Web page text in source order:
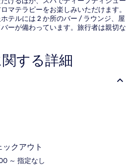
マテラピーをお楽しみいただけます。
テルには 2 か所のバー / ラウンジ、屋
ーが備わっています。旅行者は親切な
する詳細
クアウト
～ 指定なし